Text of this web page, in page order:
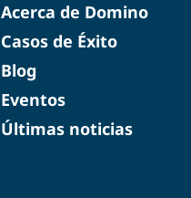
Acerca de Domino
Casos de Éxito
Blog
Eventos
Últimas noticias